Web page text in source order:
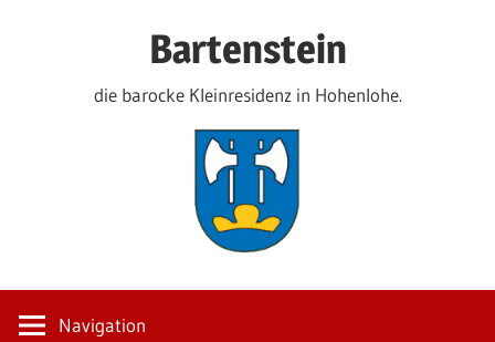
Bartenstein
die barocke Kleinresidenz in Hohenlohe.
Navigation